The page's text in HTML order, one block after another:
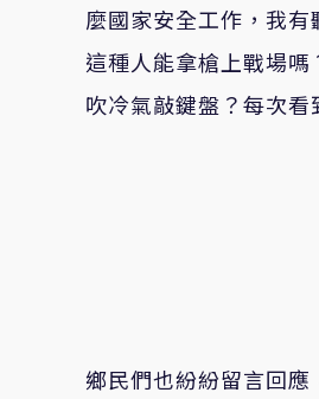
麼國家安全工作，我
這種人能拿槍上戰場
吹冷氣敲鍵盤？每次
鄉民們也紛紛留言回